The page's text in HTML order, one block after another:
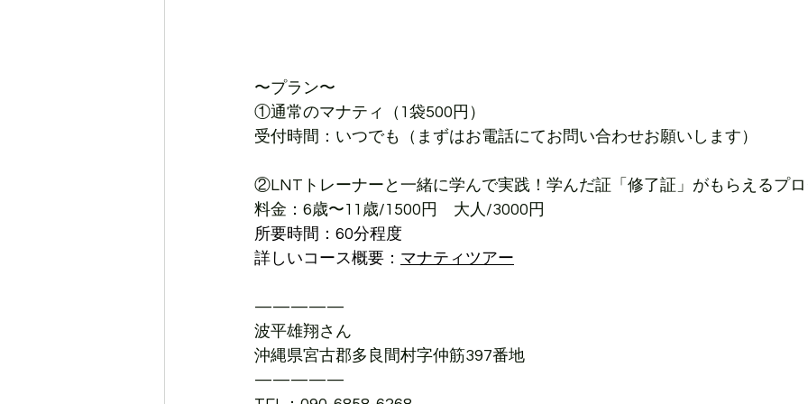
〜プラン〜
①通常のマナティ（1袋500円）
受付時間：いつでも（まずはお電話にてお問い合わせお願いします）
②LNTトレーナーと一緒に学んで実践！学んだ証「修了証」がもらえるプ
料金：6歳〜11歳/1500円　大人/3000円
所要時間：60分程度
詳しいコース概要： マナティツアー
—————
波平雄翔さん
沖縄県宮古郡多良間村字仲筋397番地
—————